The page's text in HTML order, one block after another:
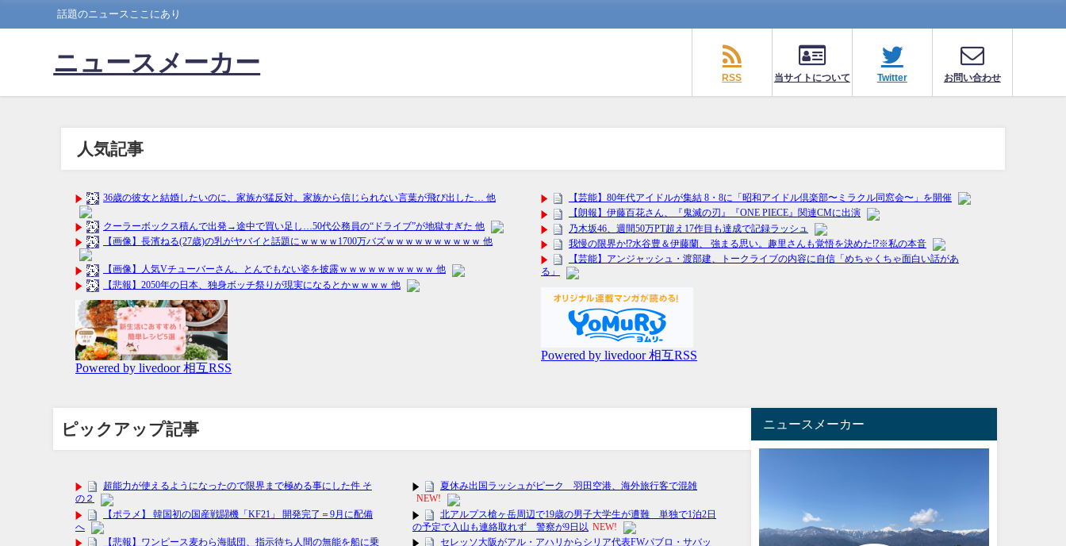
話題のニュースここにあり
ニュースメーカー
RSS 当サイトについて Twitter お問い合わせ
人気記事
ピックアップ記事 ニュースメーカー